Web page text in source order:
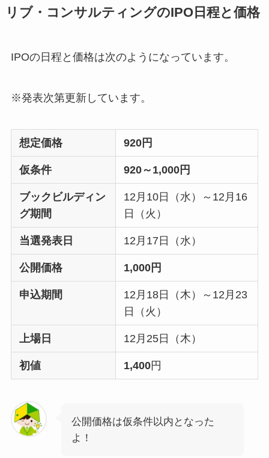
リブ・コンサルティングのIPO日程と価格
IPOの日程と価格は次のようになっています。
※発表次第更新しています。
想定価格 920円
仮条件 920～1,000円
ブックビルディン
グ期間
12月10日（水）～12月16
日（火）
当選発表日 12月17日（水）
公開価格 1,000円
申込期間
12月18日（木）～12月23
日（火）
上場日 12月25日（木）
初値 1,400円
公開価格は仮条件以内となった
よ！